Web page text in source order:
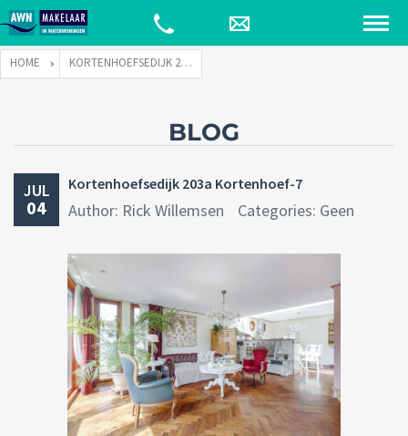
HOME KORTENHOEFSEDIJK 203A KORTENHOEF-7
BLOG
JUL
04
Kortenhoefsedijk 203a Kortenhoef-7
Author: Rick Willemsen Categories: Geen